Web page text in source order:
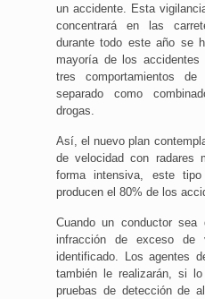
un accidente. Esta
concentrará en las
durante todo este año se
mayoría de los
tres comportamientos
separado como
drogas.
Así, el nuevo plan
de velocidad con radares
forma intensiva, este
producen el 80% de los
Cuando un conductor sea
infracción de exceso de
identificado. Los agentes
también le realizarán, si
pruebas de detección de